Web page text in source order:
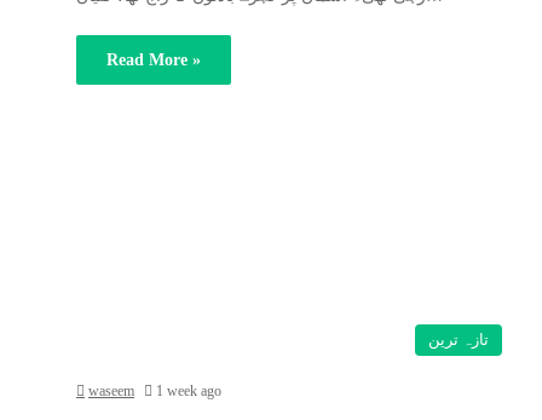
Read More »
تازہ ترین
waseem 1 week ago